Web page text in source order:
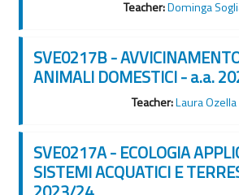
Teacher:Dominga
SVE0217B -
ANIMALI DOMESTICI - a.a.
Teacher:Laura Ozella
SVE0217A - ECOLOGIA
SISTEMI ACQUATICI E